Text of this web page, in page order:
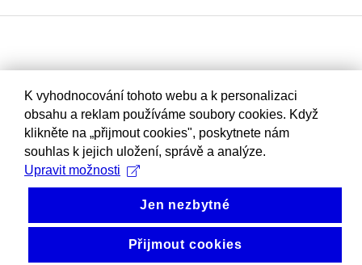
K vyhodnocování tohoto webu a k personalizaci
obsahu a reklam používáme soubory cookies. Když
klikněte na „přijmout cookies", poskytnete nám
souhlas k jejich uložení, správě a analýze.
Upravit možnosti
Jen nezbytné
Přijmout cookies